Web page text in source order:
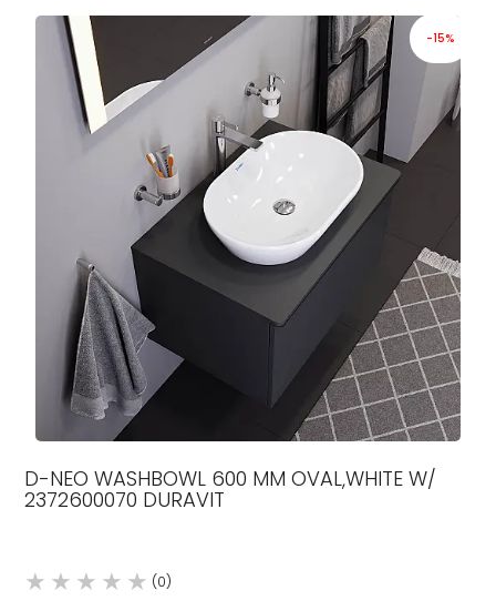
-15%
D-NEO WASHBOWL 600 MM OVAL,WHITE W/
2372600070 DURAVIT
(0)